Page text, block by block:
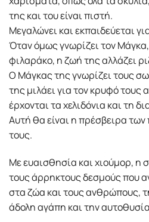
της και του είναι πιστή.
Μεγαλώνει και εκπαιδεύεται
Όταν όμως γνωρίζει τον
φιλαράκο, η ζωή της αλλάζει
Ο Μάγκας της γνωρίζει τους
της μιλάει για τον κρυφό τους
έρχονται τα χελιδόνια και τη
Αυτή θα είναι η πρέσβειρα
τους.
Με ευαισθησία και χιούμορ, η
τους άρρηκτους δεσμούς που
στα ζώα και τους ανθρώπους,
άδολη αγάπη και την